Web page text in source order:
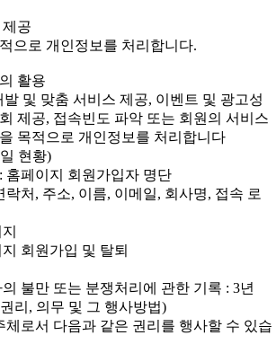
공
으로 개인정보를 처리합니다.
활용
및 맞춤 서비스 제공, 이벤트 및 광고성
제공, 접속빈도 파악 또는 회원의 서비스
목적으로 개인정보를 처리합니다
현황)
페이지 회원가입자 명단
처, 주소, 이름, 이메일, 회사명, 접속 로
회원가입 및 탈퇴
불만 또는 분쟁처리에 관한 기록 : 3년
리, 의무 및 그 행사방법)
체로서 다음과 같은 권리를 행사할 수 있습